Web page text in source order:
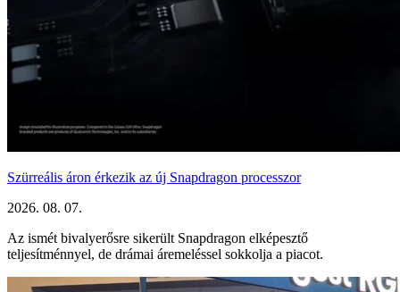
Szürreális áron érkezik az új Snapdragon processzor
2026. 08. 07.
Az ismét bivalyerősre sikerült Snapdragon elképesztő
teljesítménnyel, de drámai áremeléssel sokkolja a piacot.